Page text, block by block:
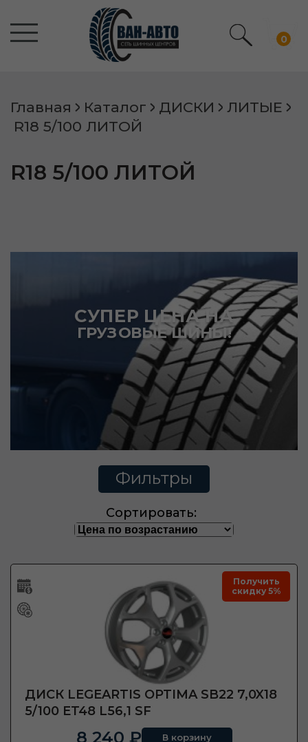
0
Главная Каталог ДИСКИ
ЛИТЫЕ
R18 5/100 ЛИТОЙ
R18 5/100 ЛИТОЙ
СУПЕР ЦЕНА НА
ГРУЗОВЫЕ ШИНЫ!
Фильтры
Сортировать:
Получить
скидку 5%
ДИСК LEGEARTIS OPTIMA SB22 7,0X18
5/100 ET48 L56,1 SF
8 240 ₽ В корзину